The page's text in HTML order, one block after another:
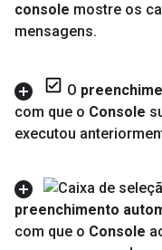
console mostre os
mensagens.
O
com que o Console
executou
preenchimento
com que o Console